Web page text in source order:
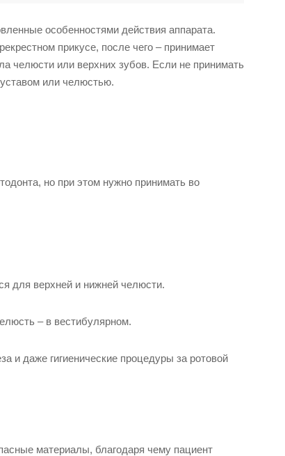
особенностями действия аппарата.
прикусе, после чего – принимает
челюсти или верхних зубов. Если не принимать
или челюстью.
но при этом нужно принимать во
для верхней и нижней челюсти.
– в вестибулярном.
и даже гигиенические процедуры за ротовой
материалы, благодаря чему пациент